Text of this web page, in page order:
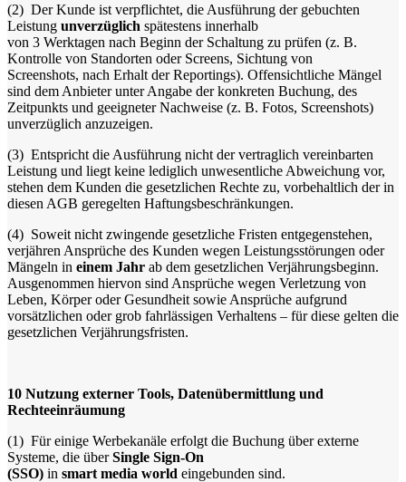
(2) Der Kunde ist verpflichtet, die Ausführung der gebuchten
Leistung unverzüglich spätestens innerhalb
von 3 Werktagen nach Beginn der Schaltung zu prüfen (z. B.
Kontrolle von Standorten oder Screens, Sichtung von
Screenshots, nach Erhalt der Reportings). Offensichtliche Mängel
sind dem Anbieter unter Angabe der konkreten Buchung, des
Zeitpunkts und geeigneter Nachweise (z. B. Fotos, Screenshots)
unverzüglich anzuzeigen.
(3) Entspricht die Ausführung nicht der vertraglich vereinbarten
Leistung und liegt keine lediglich unwesentliche Abweichung vor,
stehen dem Kunden die gesetzlichen Rechte zu, vorbehaltlich der in
diesen AGB geregelten Haftungsbeschränkungen.
(4) Soweit nicht zwingende gesetzliche Fristen entgegenstehen,
verjähren Ansprüche des Kunden wegen Leistungsstörungen oder
Mängeln in einem Jahr ab dem gesetzlichen Verjährungsbeginn.
Ausgenommen hiervon sind Ansprüche wegen Verletzung von
Leben, Körper oder Gesundheit sowie Ansprüche aufgrund
vorsätzlichen oder grob fahrlässigen Verhaltens – für diese gelten die
gesetzlichen Verjährungsfristen.
10 Nutzung externer Tools, Datenübermittlung und
Rechteeinräumung
(1) Für einige Werbekanäle erfolgt die Buchung über externe
Systeme, die überSingle Sign-On
(SSO) in smart media world eingebunden sind.